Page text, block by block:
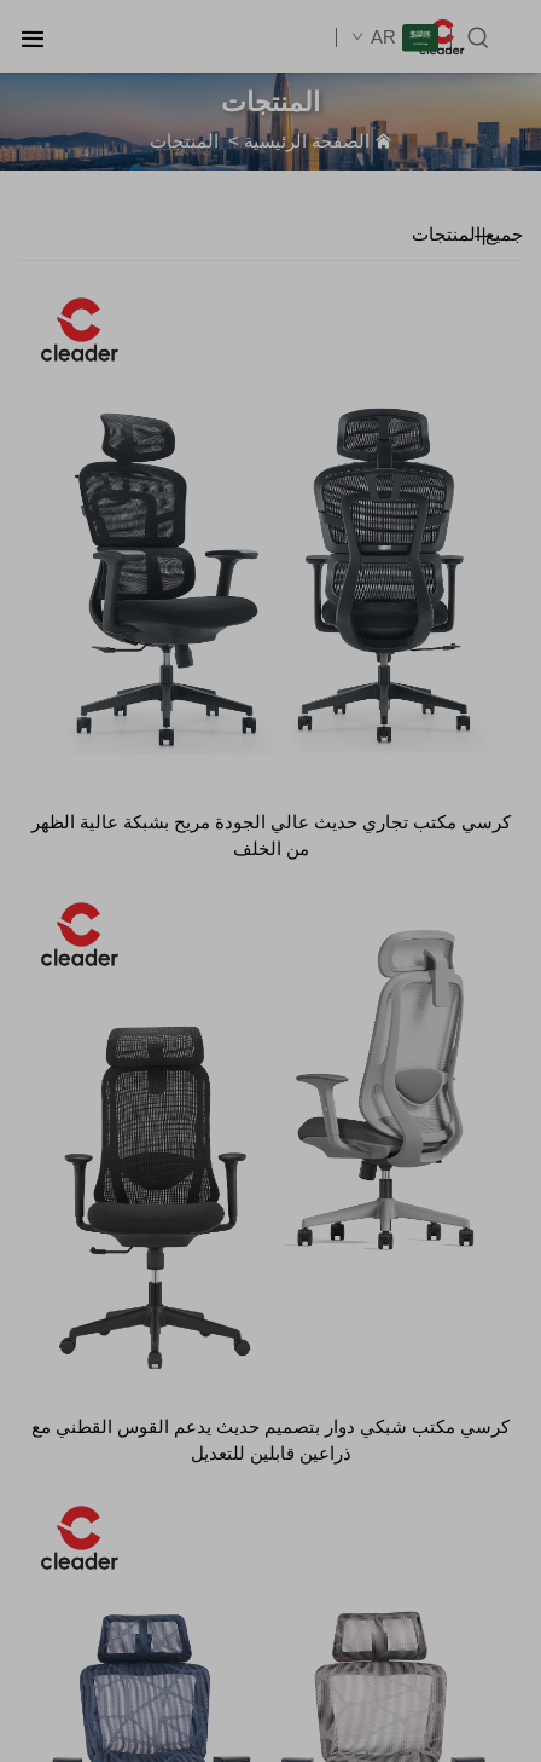
AR
المنتجات
الصفحة الرئيسية>المنتجات
جميع المنتجات
كرسي مكتب تجاري حديث عالي الجودة مريح بشبكة عالية الظهر
من الخلف
كرسي مكتب شبكي دوار بتصميم حديث يدعم القوس القطني مع
ذراعين قابلين للتعديل